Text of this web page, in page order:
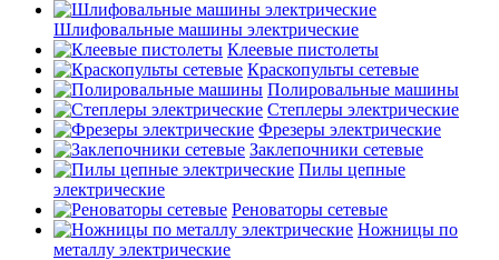
Шлифовальные машины электрические
Клеевые пистолеты
Краскопульты сетевые
Полировальные машины
Степлеры электрические
Фрезеры электрические
Заклепочники сетевые
Пилы цепные
электрические
Реноваторы сетевые
Ножницы по
металлу электрические